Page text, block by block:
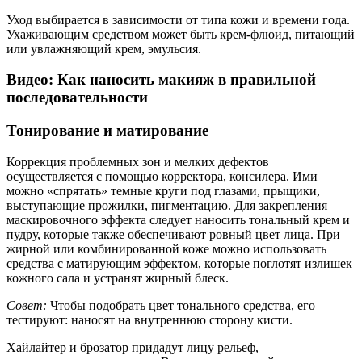
Уход выбирается в зависимости от типа кожи и времени года.
Ухаживающим средством может быть крем-флюид, питающий
или увлажняющий крем, эмульсия.
Видео: Как наносить макияж в правильной
последовательности
Тонирование и матирование
Коррекция проблемных зон и мелких дефектов
осуществляется с помощью корректора, консилера. Ими
можно «спрятать» темные круги под глазами, прыщики,
выступающие прожилки, пигментацию. Для закрепления
маскировочного эффекта следует наносить тональный крем и
пудру, которые также обеспечивают ровный цвет лица. При
жирной или комбинированной коже можно использовать
средства с матирующим эффектом, которые поглотят излишек
кожного сала и устранят жирный блеск.
Совет: Чтобы подобрать цвет тонального средства, его
тестируют: наносят на внутреннюю сторону кисти.
Хайлайтер и брозатор придадут лицу рельеф,